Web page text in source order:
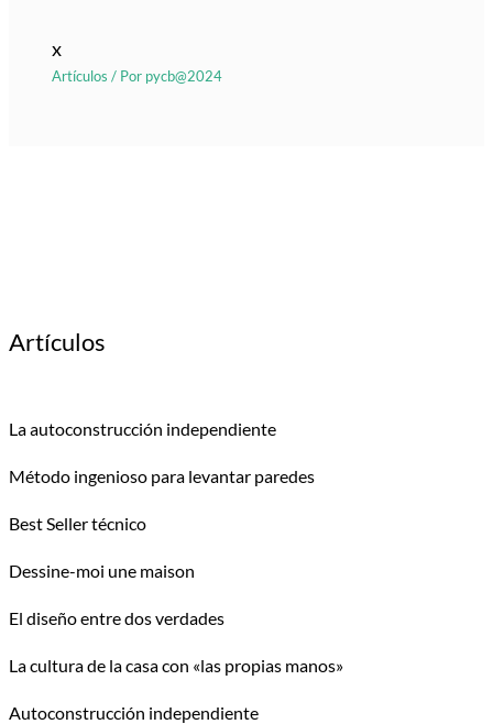
Artículos
La autoconstrucción independiente
Método ingenioso para levantar paredes
Best Seller técnico
Dessine-moi une maison
El diseño entre dos verdades
La cultura de la casa con «las propias manos»
Autoconstrucción independiente
x
Artículos / Por pycb@2024